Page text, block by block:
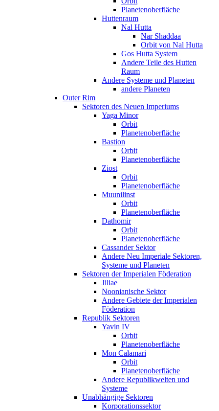
Planetenoberfläche
Huttenraum
Nal Hutta
Nar Shaddaa
Orbit von Nal Hutta
Gos Hutta System
Andere Teile des Hutten
Raum
Andere Systeme und Planeten
andere Planeten
Outer Rim
Sektoren des Neuen Imperiums
Yaga Minor
Orbit
Planetenoberfläche
Bastion
Orbit
Planetenoberfläche
Ziost
Orbit
Planetenoberfläche
Muunilinst
Orbit
Planetenoberfläche
Dathomir
Orbit
Planetenoberfläche
Cassander Sektor
Andere Neu Imperiale Sektoren,
Systeme und Planeten
Sektoren der Imperialen Föderation
Jiliae
Noonianische Sektor
Andere Gebiete der Imperialen
Föderation
Republik Sektoren
Yavin IV
Orbit
Planetenoberfläche
Mon Calamari
Orbit
Planetenoberfläche
Andere Republikwelten und
Systeme
Unabhängige Sektoren
Korporationssektor